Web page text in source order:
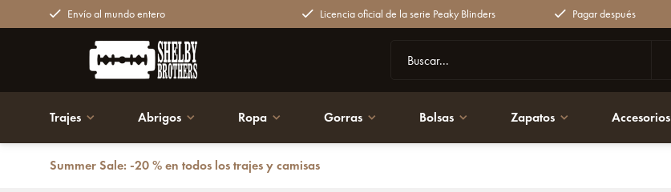
Envío al mundo entero Licencia oficial de la serie Peaky Blinders Pagar después
Trajes Abrigos Ropa Gorras Bolsas Zapatos Accesorios
Summer Sale: -20 % en todos los trajes y camisas
Volver atrás Zapatos Zapatos de hombre